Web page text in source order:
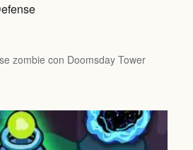
zombie con Doomsday Tower